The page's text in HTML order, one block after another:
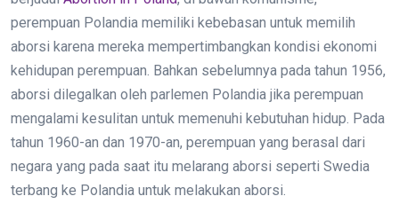
perempuan Polandia memiliki kebebasan untuk memilih
aborsi karena mereka mempertimbangkan kondisi ekonomi
kehidupan perempuan. Bahkan sebelumnya pada tahun 1956,
aborsi dilegalkan oleh parlemen Polandia jika perempuan
mengalami kesulitan untuk memenuhi kebutuhan hidup. Pada
tahun 1960-an dan 1970-an, perempuan yang berasal dari
negara yang pada saat itu melarang aborsi seperti Swedia
terbang ke Polandia untuk melakukan aborsi.